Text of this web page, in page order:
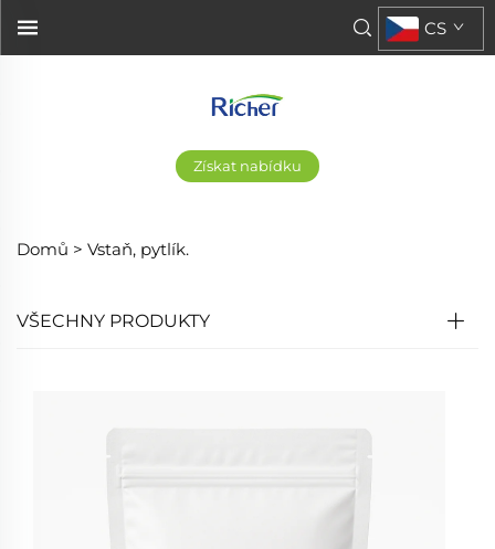
Získat nabídku
CS
Domů > Vstaň, pytlík.
VŠECHNY PRODUKTY